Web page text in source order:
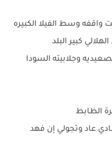
واقفه وسط الفيلا الكبيره
كبير البلد
وجلابيته السودا
الظابط
عاد وتجولي إن فهد